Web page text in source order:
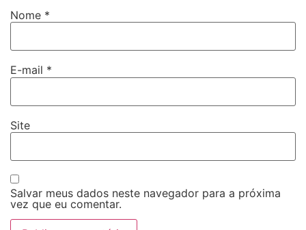
Nome *
E-mail *
Site
Salvar meus dados neste navegador para a próxima
vez que eu comentar.